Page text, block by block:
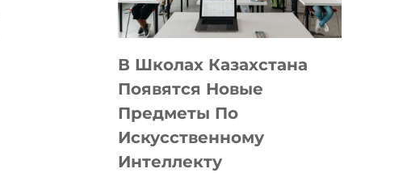
—
МЕЖДУНАРОДНУЮ
ДЛЯ
ТЕХНОЛОГИЧЕСКИХ
СТАРТАПОВ
В Школах Казахстана
Появятся Новые
Предметы По
Искусственному
Интеллекту